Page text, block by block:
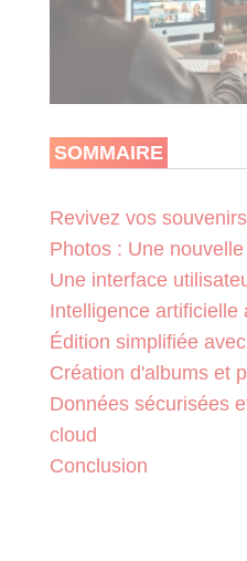
SOMMAIRE
Revivez vos
Photos : Une
Une interface
Intelligence artificielle
Édition simplifiée
Création d'albums et
Données sécurisées
cloud
Conclusion